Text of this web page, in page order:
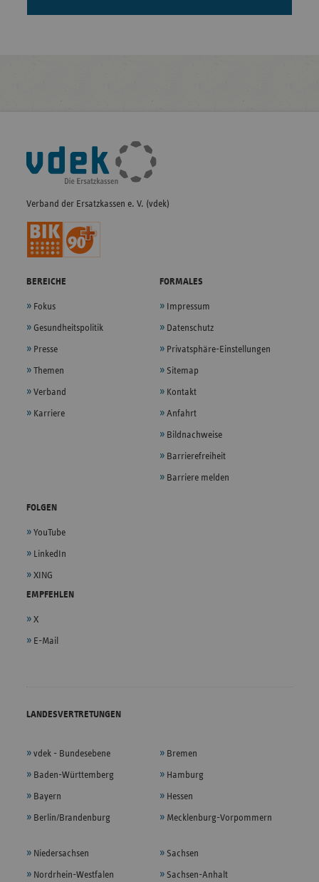
Fußleisten-
Navigation
Verband der Ersatzkassen e. V. (vdek)
BEREICHE
Fokus
Gesundheitspolitik
Presse
Themen
Verband
Karriere
FORMALES
Impressum
Datenschutz
Privatsphäre-Einstellungen
Sitemap
Kontakt
Anfahrt
Bildnachweise
Barrierefreiheit
Barriere melden
FOLGEN
YouTube
LinkedIn
XING
EMPFEHLEN
X
E-Mail
LANDESVERTRETUNGEN
vdek - Bundesebene
Baden-Württemberg
Bayern
Berlin/Brandenburg
Bremen
Hamburg
Hessen
Mecklenburg-Vorpommern
Niedersachsen
Nordrhein-Westfalen
Sachsen
Sachsen-Anhalt